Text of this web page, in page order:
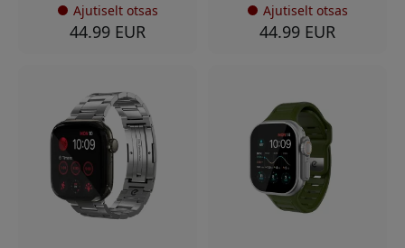
Ajutiselt otsas
44.99 EUR
Ajutiselt otsas
44.99 EUR